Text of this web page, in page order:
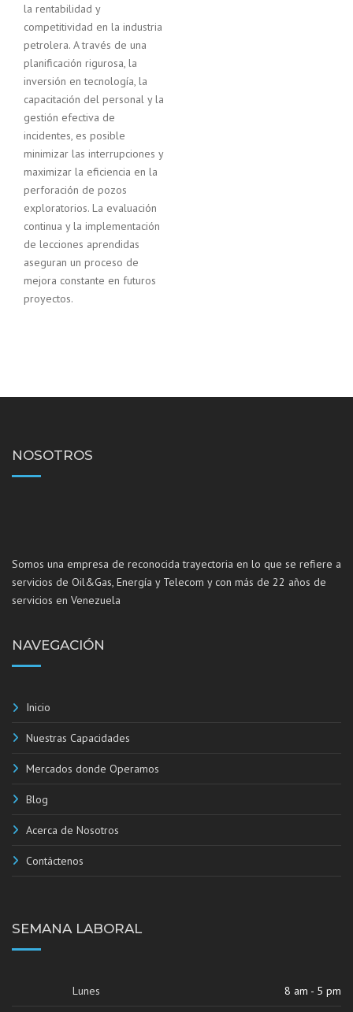
la rentabilidad y
competitividad en la industria
petrolera. A través de una
planificación rigurosa, la
inversión en tecnología, la
capacitación del personal y la
gestión efectiva de
incidentes, es posible
minimizar las interrupciones y
maximizar la eficiencia en la
perforación de pozos
exploratorios. La evaluación
continua y la implementación
de lecciones aprendidas
aseguran un proceso de
mejora constante en futuros
proyectos.
NOSOTROS
Somos una empresa de reconocida trayectoria en lo que se refiere a
servicios de Oil&Gas, Energía y Telecom y con más de 22 años de
servicios en Venezuela
NAVEGACIÓN
Inicio
Nuestras Capacidades
Mercados donde Operamos
Blog
Acerca de Nosotros
Contáctenos
SEMANA LABORAL
Lunes 8 am - 5 pm